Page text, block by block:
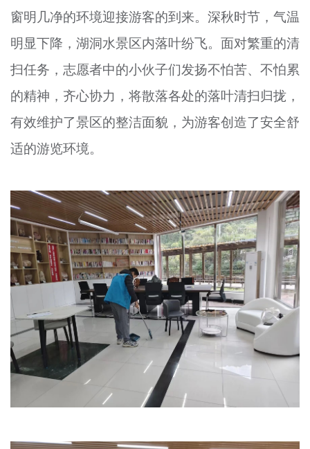
专题
资料库
+
窗明几净的环境迎接游客的到来。深秋时节，气温
明显下降，湖洞水景区内落叶纷飞。面对繁重的清
扫任务，志愿者中的小伙子们发扬不怕苦、不怕累
的精神，齐心协力，将散落各处的落叶清扫归拢，
有效维护了景区的整洁面貌，为游客创造了安全舒
适的游览环境。